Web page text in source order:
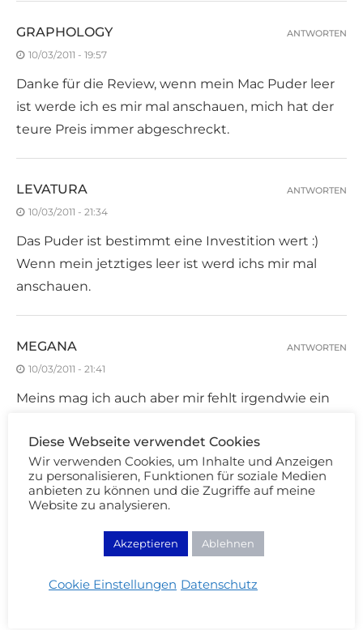
GRAPHOLOGY
10/03/2011 - 19:57
Danke für die Review, wenn mein Mac Puder leer
ist werde ich es mir mal anschauen, mich hat der
teure Preis immer abgeschreckt.
ANTWORTEN
LEVATURA
10/03/2011 - 21:34
Das Puder ist bestimmt eine Investition wert :)
Wenn mein jetztiges leer ist werd ichs mir mal
anschauen.
ANTWORTEN
MEGANA
10/03/2011 - 21:41
Meins mag ich auch aber mir fehlt irgendwie ein
ANTWORTEN
HERZMÄDCHEN
10/03/2011 - 22:27
Oh NEID NEID NEID!
Ich habe diesen Monat schon so viel geshoppt :(
Mein Kontingent ist ausgeschöpft – aber das wird
ANTWORTEN
Diese Webseite verwendet Cookies
Wir verwenden Cookies, um Inhalte und Anzeigen
zu personalisieren, Funktionen für soziale Medien
anbieten zu können und die Zugriffe auf meine
Website zu analysieren.
Akzeptieren Ablehnen
Cookie Einstellungen Datenschutz